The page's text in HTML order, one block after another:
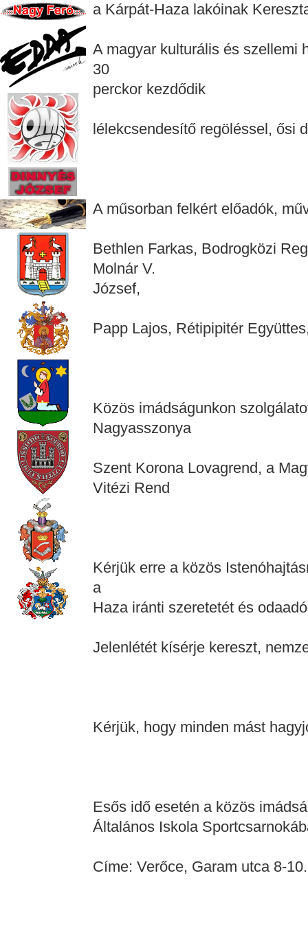
a Kárpát-Haza lakóinak
A magyar kulturális és szellemi
30
perckor kezdődik
lélekcsendesítő regöléssel, ősi
A műsorban felkért előadók,
Bethlen Farkas, Bodrogközi
Molnár V.
József,
Papp Lajos, Rétipipitér
Közös imádságunkon
Nagyasszonya
Szent Korona Lovagrend, a
Vitézi Rend
Kérjük erre a közös
a
Haza iránti szeretetét és
Jelenlétét kísérje kereszt,
Kérjük, hogy minden mást
Esős idő esetén a közös
Általános Iskola
Címe: Verőce, Garam utca 8-10.